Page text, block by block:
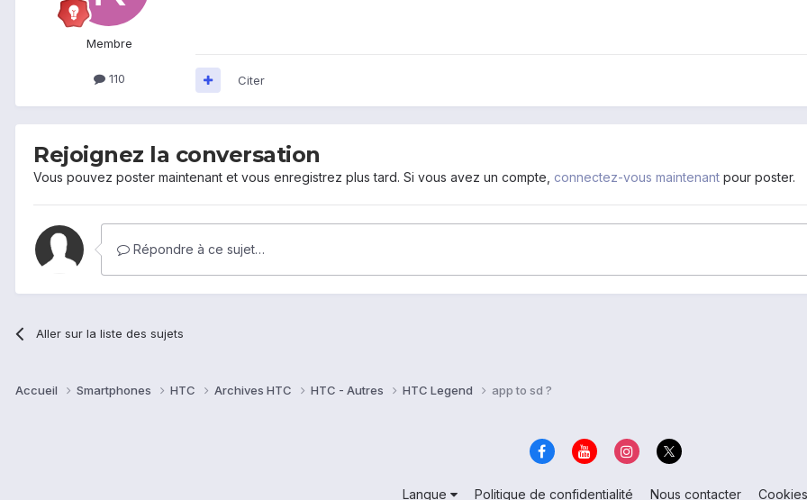
Membre
110 Citer
Rejoignez la conversation
Vous pouvez poster maintenant et vous enregistrez plus tard. Si vous avez un compte, connectez-vous maintenant pour poster.
Répondre à ce sujet…
Aller sur la liste des sujets
Accueil Smartphones HTC Archives HTC HTC - Autres HTC Legend app to sd ?
Langue Politique de confidentialité Nous contacter Cookies